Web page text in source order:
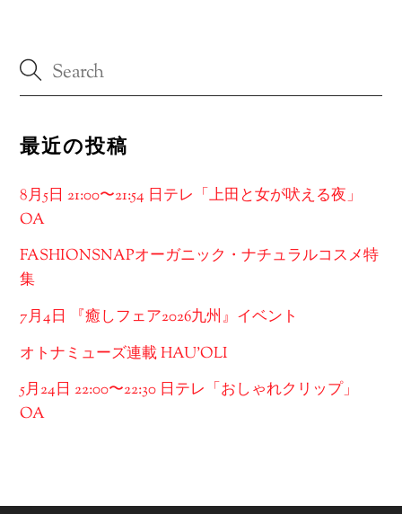
最近の投稿
8月5日 21:00〜21:54 日テレ「上田と女が吠える夜」
OA
FASHIONSNAPオーガニック・ナチュラルコスメ特
集
7月4日 『癒しフェア2026九州』イベント
オトナミューズ連載 HAU’OLI
5月24日 22:00〜22:30 日テレ「おしゃれクリップ」
OA